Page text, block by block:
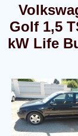
Golf 1,5
kW Life